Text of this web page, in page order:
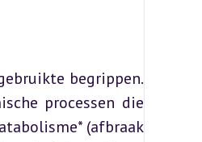
begrippen.
processen die
(afbraak